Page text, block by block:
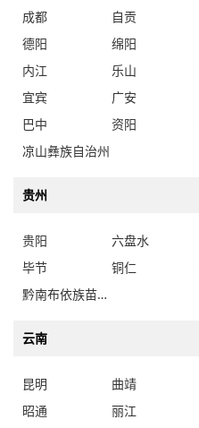
成都 自贡
德阳
绵阳
内江
乐山
宜宾
广安
巴中
资阳
凉山彝族自治州
贵州
贵阳 六盘水
毕节
铜仁
黔南布依族苗族自治州
云南
昆明 曲靖
昭通
丽江